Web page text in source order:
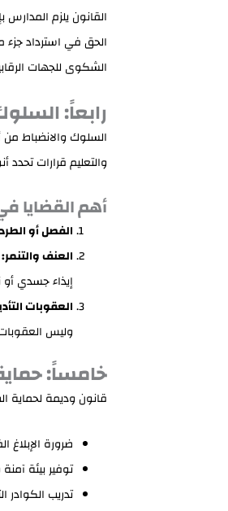
القانون يلزم
الحق في استرداد
الشكوى للجهات
رابعاً:
السلوك والانضباط من
والتعليم قرارات
أهم القضايا
الفصل أو
العنف والتنمر:
إيذاء جسدي
العقوبات
وليس
خامساً:
قانون وديمة لحماية
ضرورة
توفير بيئة
تدريب